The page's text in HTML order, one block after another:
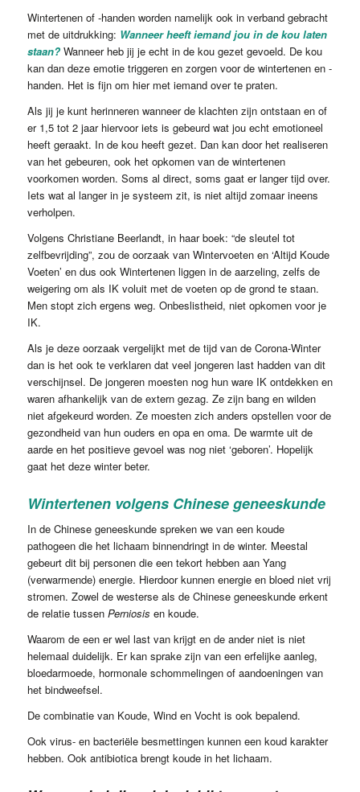
Wintertenen of -handen worden namelijk ook in verband gebracht
met de uitdrukking: Wanneer heeft iemand jou in de kou laten
staan?Wanneer heb jij je echt in de kou gezet gevoeld. De kou
kan dan deze emotie triggeren en zorgen voor de wintertenen en -
handen. Het is fijn om hier met iemand over te praten.
Als jij je kunt herinneren wanneer de klachten zijn ontstaan en of
er 1,5 tot 2 jaar hiervoor iets is gebeurd wat jou echt emotioneel
heeft geraakt. In de kou heeft gezet. Dan kan door het realiseren
van het gebeuren, ook het opkomen van de wintertenen
voorkomen worden. Soms al direct, soms gaat er langer tijd over.
Iets wat al langer in je systeem zit, is niet altijd zomaar ineens
verholpen.
Volgens Christiane Beerlandt, in haar boek: “de sleutel tot
zelfbevrijding”, zou de oorzaak van Wintervoeten en ‘Altijd Koude
Voeten’ en dus ook Wintertenen liggen in de aarzeling, zelfs de
weigering om als IK voluit met de voeten op de grond te staan.
Men stopt zich ergens weg. Onbeslistheid, niet opkomen voor je
IK.
Als je deze oorzaak vergelijkt met de tijd van de Corona-Winter
dan is het ook te verklaren dat veel jongeren last hadden van dit
verschijnsel. De jongeren moesten nog hun ware IK ontdekken en
waren afhankelijk van de extern gezag. Ze zijn bang en wilden
niet afgekeurd worden. Ze moesten zich anders opstellen voor de
gezondheid van hun ouders en opa en oma. De warmte uit de
aarde en het positieve gevoel was nog niet ‘geboren’. Hopelijk
gaat het deze winter beter.
Wintertenen volgens Chinese geneeskunde
In de Chinese geneeskunde spreken we van een koude
pathogeen die het lichaam binnendringt in de winter. Meestal
gebeurt dit bij personen die een tekort hebben aan Yang
(verwarmende) energie. Hierdoor kunnen energie en bloed niet vrij
stromen. Zowel de westerse als de Chinese geneeskunde erkent
de relatie tussen Perniosis en koude.
Waarom de een er wel last van krijgt en de ander niet is niet
helemaal duidelijk. Er kan sprake zijn van een erfelijke aanleg,
bloedarmoede, hormonale schommelingen of aandoeningen van
het bindweefsel.
De combinatie van Koude, Wind en Vocht is ook bepalend.
Ook virus- en bacteriële besmettingen kunnen een koud karakter
hebben. Ook antibiotica brengt koude in het lichaam.